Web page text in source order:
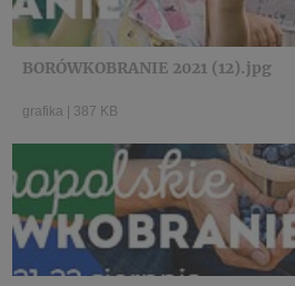
BORÓWKOBRANIE 2021 (12).jpg
grafika 387 KB